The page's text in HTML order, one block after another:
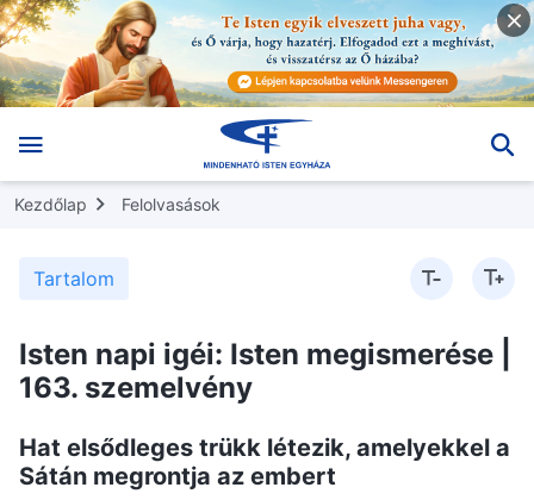
Kezdőlap Felolvasások
Tartalom
Isten napi igéi: Isten megismerése |
163. szemelvény
Hat elsődleges trükk létezik, amelyekkel a
Sátán megrontja az embert